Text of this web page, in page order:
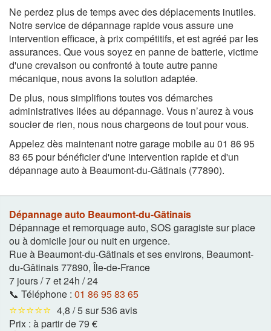
Ne perdez plus de temps avec des déplacements inutiles.
Notre service de dépannage rapide vous assure une
intervention efficace, à prix compétitifs, et est agréé par les
assurances. Que vous soyez en panne de batterie, victime
d'une crevaison ou confronté à toute autre panne
mécanique, nous avons la solution adaptée.
De plus, nous simplifions toutes vos démarches
administratives liées au dépannage. Vous n’aurez à vous
soucier de rien, nous nous chargeons de tout pour vous.
Appelez dès maintenant notre garage mobile au 01 86 95
83 65 pour bénéficier d'une intervention rapide et d'un
dépannage auto à Beaumont-du-Gâtinais (77890).
Dépannage auto Beaumont-du-Gâtinais
Dépannage et remorquage auto, SOS garagiste sur place
ou à domicile jour ou nuit en urgence.
Rue à Beaumont-du-Gâtinais et ses environs, Beaumont-
du-Gâtinais77890, Île-de-France
7 jours / 7 et 24h / 24
📞 Téléphone : 01 86 95 83 65
⭐⭐⭐⭐⭐ 4,8 / 5 sur 536 avis
Prix : à partir de 79 €